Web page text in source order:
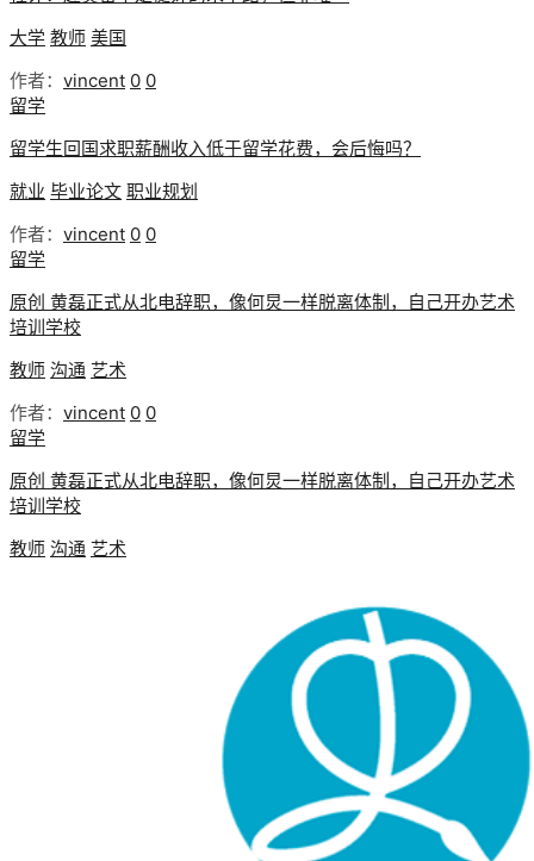
大学 教师 美国
作者： vincent 0 0
留学
留学生回国求职薪酬收入低于留学花费，会后悔吗？
就业 毕业论文 职业规划
作者： vincent 0 0
留学
原创 黄磊正式从北电辞职，像何炅一样脱离体制，自己开办艺术
培训学校
教师 沟通 艺术
作者： vincent 0 0
留学
原创 黄磊正式从北电辞职，像何炅一样脱离体制，自己开办艺术
培训学校
教师 沟通 艺术